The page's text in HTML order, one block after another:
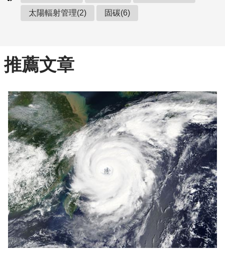
太陽輻射管理(2) 固碳(6)
推薦文章